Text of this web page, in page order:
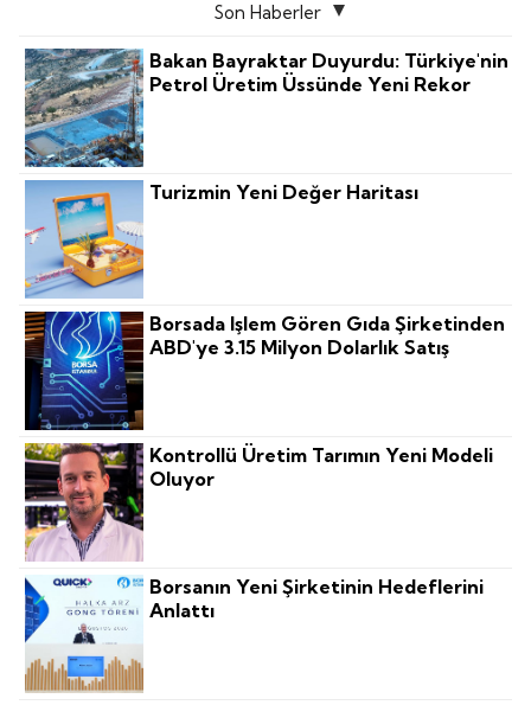
Son Haberler
Bakan Bayraktar Duyurdu: Türkiye'nin
Petrol Üretim Üssünde Yeni Rekor
Turizmin Yeni Değer Haritası
Borsada Işlem Gören Gıda Şirketinden
ABD'ye 3.15 Milyon Dolarlık Satış
Kontrollü Üretim Tarımın Yeni Modeli
Oluyor
Borsanın Yeni Şirketinin Hedeflerini
Anlattı